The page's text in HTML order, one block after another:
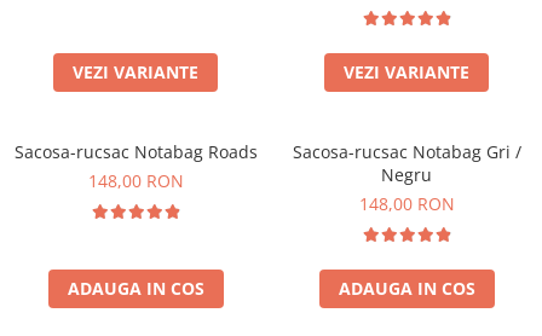
VEZI VARIANTE VEZI VARIANTE
Sacosa-rucsac Notabag Roads
148,00 RON
ADAUGA IN COS
Sacosa-rucsac Notabag Gri /
Negru
148,00 RON
ADAUGA IN COS